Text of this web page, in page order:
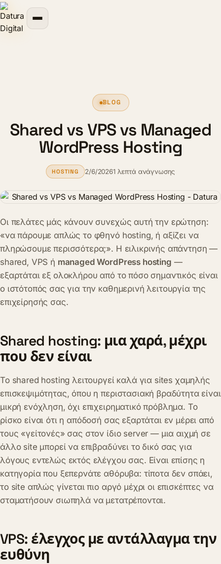
BLOG
Shared vs VPS vs Managed
WordPress Hosting
HOSTING 2/6/20261 λεπτά ανάγνωσης
Οι πελάτες μάς κάνουν συνεχώς αυτή την ερώτηση:
«να πάρουμε απλώς το φθηνό hosting, ή αξίζει να
πληρώσουμε περισσότερα;». Η ειλικρινής απάντηση —
shared, VPS ή managed WordPress hosting —
εξαρτάται εξ ολοκλήρου από το πόσο σημαντικός είναι
ο ιστότοπός σας για την καθημερινή λειτουργία της
επιχείρησής σας.
Shared hosting: μια χαρά, μέχρι
που δεν είναι
Το shared hosting λειτουργεί καλά για sites χαμηλής
επισκεψιμότητας, όπου η περιστασιακή βραδύτητα είναι
μικρή ενόχληση, όχι επιχειρηματικό πρόβλημα. Το
ρίσκο είναι ότι η απόδοσή σας εξαρτάται εν μέρει από
τους «γείτονές» σας στον ίδιο server — μια αιχμή σε
άλλο site μπορεί να επιβραδύνει το δικό σας για
λόγους εντελώς εκτός ελέγχου σας. Είναι επίσης η
κατηγορία που ξεπερνάτε αθόρυβα: τίποτα δεν σπάει,
το site απλώς γίνεται πιο αργό μέχρι οι επισκέπτες να
σταματήσουν σιωπηλά να μετατρέπονται.
VPS: έλεγχος με αντάλλαγμα την
ευθύνη